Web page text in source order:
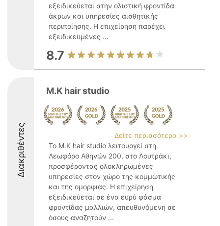
εξειδικεύεται στην ολιστική φροντίδα
άκρων και υπηρεσίες αισθητικής
περιποίησης. Η επιχείρηση παρέχει
εξειδικευμένες ...
8.7
Διακριθέντες
M.K hair studio
Δείτε περισσότερα >>
Το M.K hair studio λειτουργεί στη
Λεωφόρο Αθηνών 200, στο Λουτράκι,
προσφέροντας ολοκληρωμένες
υπηρεσίες στον χώρο της κομμωτικής
και της ομορφιάς. Η επιχείρηση
εξειδικεύεται σε ένα ευρύ φάσμα
φροντίδας μαλλιών, απευθυνόμενη σε
όσους αναζητούν ...